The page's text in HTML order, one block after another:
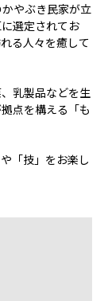
やぶき民家が立
選定されてお
る人々を癒して
乳製品などを生
点を構える「も
「技」をお楽し